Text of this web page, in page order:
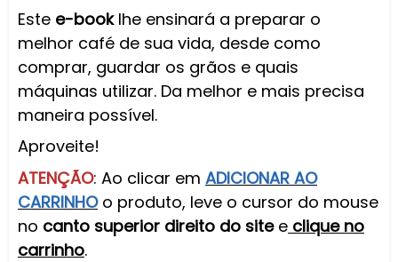
Este e-booklhe ensinará a preparar o
melhor café de sua vida, desde como
comprar, guardar os grãos e quais
máquinas utilizar. Da melhor e mais precisa
maneira possível.
Aproveite!
ATENÇÃO: Ao clicar em ADICIONAR AO
CARRINHOo produto, leve o cursor do mouse
no canto superior direito do sitee clique no
carrinho.